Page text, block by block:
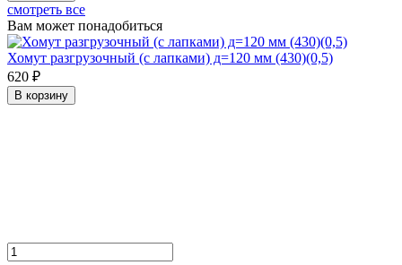
смотреть все
Вам может понадобиться
Хомут разгрузочный (с лапками) д=120 мм (430)(0,5)
620 ₽
В корзину